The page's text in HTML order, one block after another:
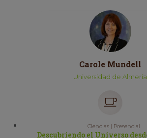
Carole Mundell
Universidad de Almería
Ciencias | Presencial
Descubriendo el Universo